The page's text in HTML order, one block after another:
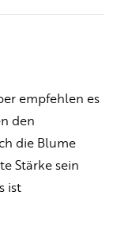
empfehlen es
den
die Blume
Stärke sein
ist